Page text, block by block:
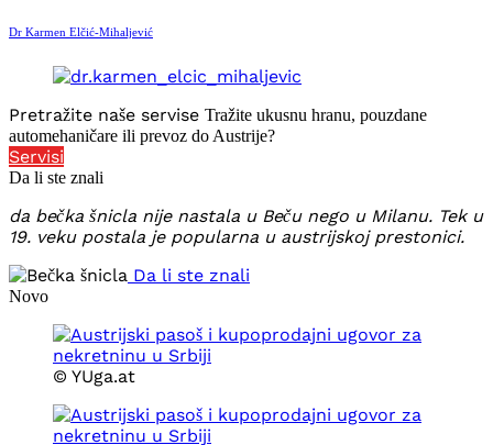
Dr Karmen Elčić-Mihaljević
Pretražite naše servise Tražite ukusnu hranu, pouzdane
automehaničare ili prevoz do Austrije?
Servisi
Da li ste znali
da bečka šnicla nije nastala u Beču nego u Milanu. Tek u
19. veku postala je popularna u austrijskoj prestonici.
Da li ste znali
Novo
© YUga.at